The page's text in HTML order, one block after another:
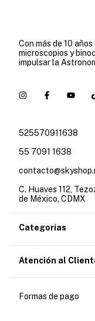
Con más de 10
microscopios y
impulsar la
525570911638
55 7091 1638
C. Huaves 112,
de México, CDMX
Categorías
Atención al
Formas de pago